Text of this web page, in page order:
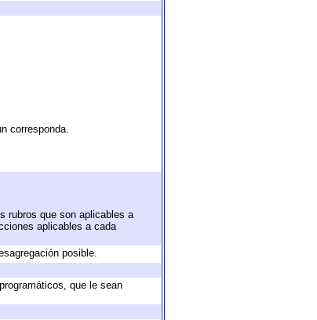
corresponda.
rubros que son aplicables a
aplicables a cada
posible.
que le sean